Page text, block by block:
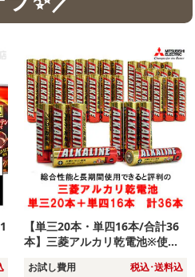
【単三20本・単四16本/合計36
本】三菱アルカリ乾電池※使用
お試し費用 税込･送料込